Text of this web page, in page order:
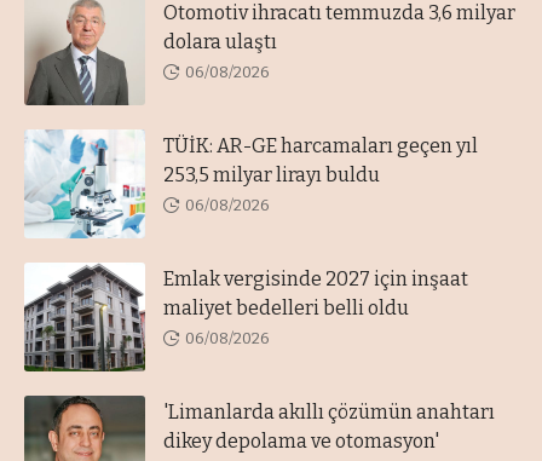
Otomotiv ihracatı temmuzda 3,6 milyar
dolara ulaştı
06/08/2026
TÜİK: AR-GE harcamaları geçen yıl
253,5 milyar lirayı buldu
06/08/2026
Emlak vergisinde 2027 için inşaat
maliyet bedelleri belli oldu
06/08/2026
'Limanlarda akıllı çözümün anahtarı
dikey depolama ve otomasyon'